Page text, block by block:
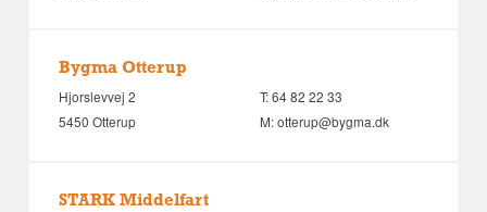
Bygma Otterup
Hjorslevvej 2
5450 Otterup
T:64 82 22 33
M:otterup@bygma.dk
STARK Middelfart